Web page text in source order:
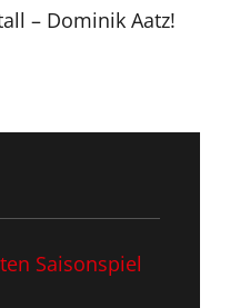
– Dominik Aatz!
Saisonspiel​